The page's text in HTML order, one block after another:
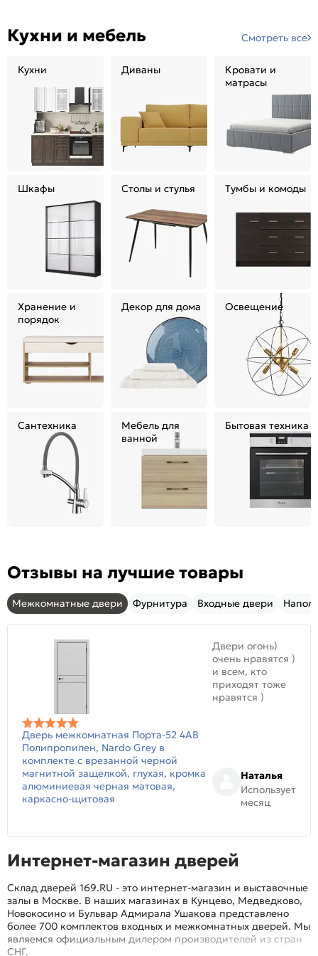
Кухни и мебель Смотреть все
Кухни Диваны
Кровати и
матрасы
Шкафы Столы и стулья Тумбы и комоды
Хранение и
порядок
Декор для дома Освещение
Сантехника
Мебель для
ванной
Бытовая техника
Отзывы на лучшие товары
Межкомнатные двери Фурнитура Входные двери
Дверь межкомнатная Порта-52 4AB
Полипропилен, Nardo Grey в
комплекте с врезанной черной
магнитной защелкой, глухая, кромка
алюминиевая черная матовая,
каркасно-щитовая
Двери огонь)
очень нравятся )
и всем, кто
приходят тоже
нравятся )
Наталья
Использует
месяц
Интернет-магазин дверей
Склад дверей 169.RU - это интернет-магазин и выставочные
залы в Москве. В наших магазинах в Кунцево, Медведково,
Новокосино и Бульвар Адмирала Ушакова представлено
более 700 комплектов входных и межкомнатных дверей. Мы
являемся официальным дилером производителей из стран
СНГ.